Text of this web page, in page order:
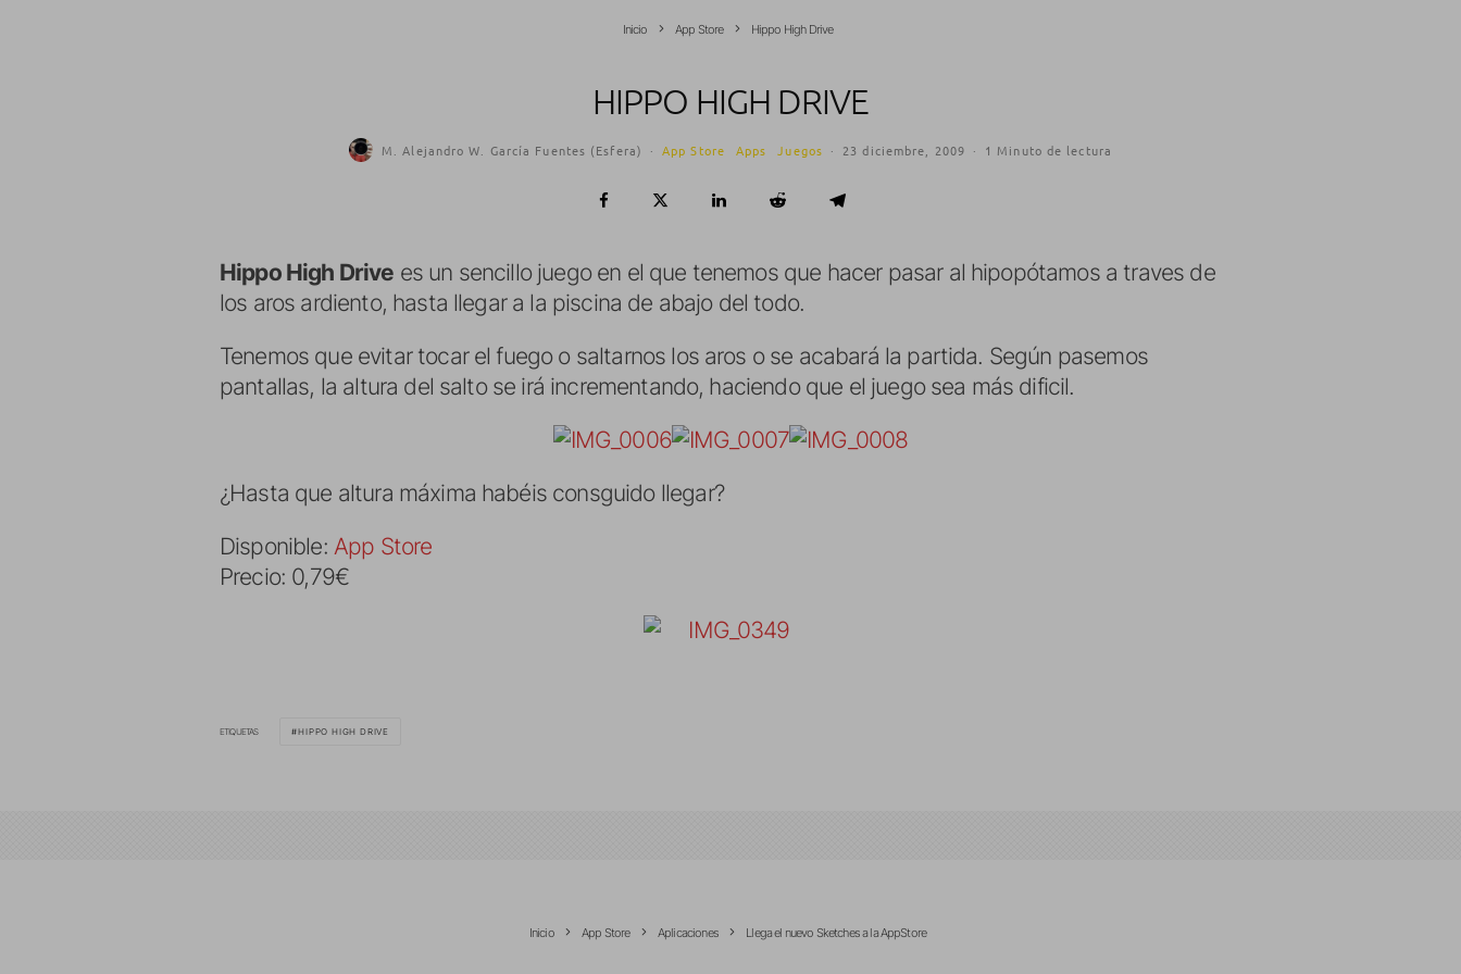
Inicio App Store Hippo High Drive
HIPPO HIGH DRIVE
M. Alejandro W. García Fuentes (Esfera) · App Store Apps Juegos · 23 diciembre, 2009 · 1 Minuto de lectura
Hippo High Drive es un sencillo juego en el que tenemos que hacer pasar al hipopótamos a traves de
los aros ardiento, hasta llegar a la piscina de abajo del todo.
Tenemos que evitar tocar el fuego o saltarnos los aros o se acabará la partida. Según pasemos
pantallas, la altura del salto se irá incrementando, haciendo que el juego sea más dificil.
¿Hasta que altura máxima habéis consguido llegar?
Disponible: App Store
Precio: 0,79€
ETIQUETAS HIPPO HIGH DRIVE
Inicio App Store Aplicaciones Llega el nuevo Sketches a la AppStore